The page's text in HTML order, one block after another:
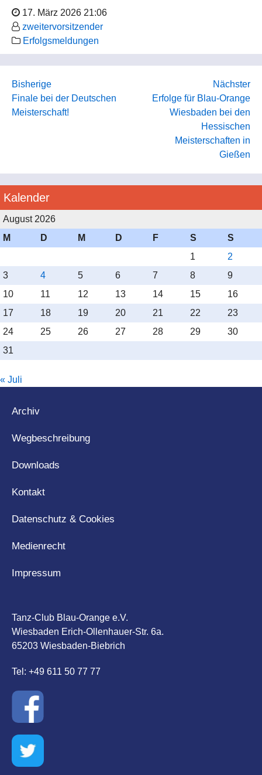
17. März 2026 21:06
zweitervorsitzender
Erfolgsmeldungen
Bisherige
Finale bei der Deutschen
Meisterschaft!
Nächster
Erfolge für Blau-Orange
Wiesbaden bei den
Hessischen
Meisterschaften in
Gießen
Kalender
August 2026
M
D M D F S
S
1
2
3
4 5 6 7 8
9
10
11 12 13 14 15
16
17
18 19 20 21 22
23
24
25 26 27 28 29
30
31
« Juli
Archiv
Wegbeschreibung
Downloads
Kontakt
Datenschutz & Cookies
Medienrecht
Impressum
Tanz-Club Blau-Orange e.V.
Wiesbaden Erich-Ollenhauer-Str. 6a.
65203 Wiesbaden-Biebrich
Tel: +49 611 50 77 77